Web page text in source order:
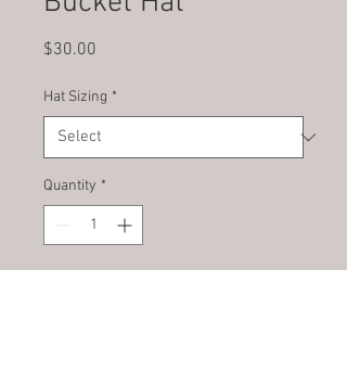
$30.00
Hat Sizing *
Quantity *